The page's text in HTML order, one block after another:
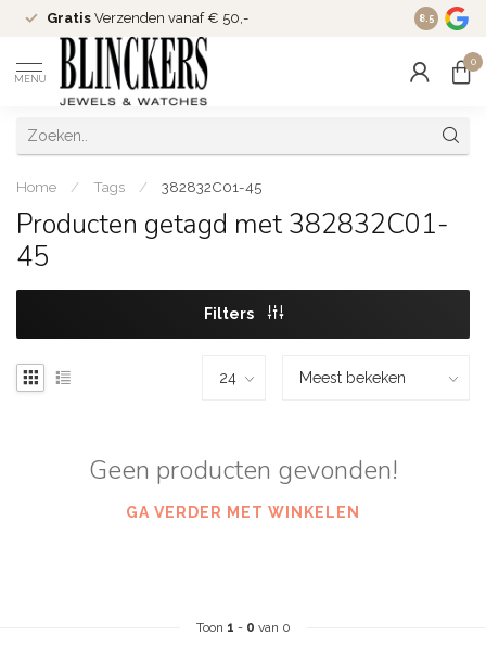
Gratis Verzenden vanaf € 50,- Since
8.5
MENU
0
Home / Tags / 382832C01-45
Producten getagd met 382832C01-
45
Filters
Geen producten gevonden!
GA VERDER MET WINKELEN
Toon 1 - 0 van 0